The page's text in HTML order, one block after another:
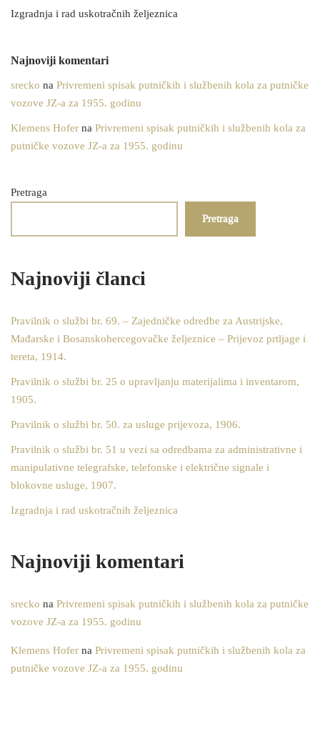
Izgradnja i rad uskotračnih željeznica
Najnoviji komentari
srecko na Privremeni spisak putničkih i službenih kola za putničke
vozove JZ-a za 1955. godinu
Klemens Hofer na Privremeni spisak putničkih i službenih kola za
putničke vozove JZ-a za 1955. godinu
Pretraga
Pretraga
Najnoviji članci
Pravilnik o službi br. 69. – Zajedničke odredbe za Austrijske,
Mađarske i Bosanskohercegovačke željeznice – Prijevoz prtljage i
tereta, 1914.
Pravilnik o službi br. 25 o upravljanju materijalima i inventarom,
1905.
Pravilnik o službi br. 50. za usluge prijevoza, 1906.
Pravilnik o službi br. 51 u vezi sa odredbama za administrativne i
manipulativne telegrafske, telefonske i električne signale i
blokovne usluge, 1907.
Izgradnja i rad uskotračnih željeznica
Najnoviji komentari
srecko na Privremeni spisak putničkih i službenih kola za putničke
vozove JZ-a za 1955. godinu
Klemens Hofer na Privremeni spisak putničkih i službenih kola za
putničke vozove JZ-a za 1955. godinu